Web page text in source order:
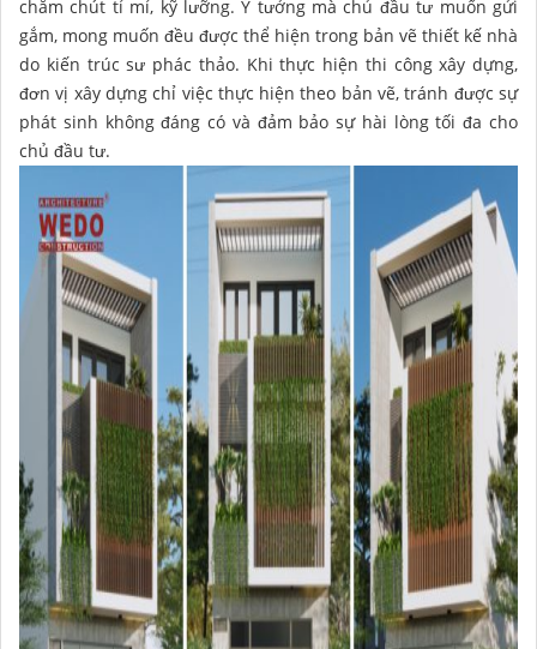
chăm chút tỉ mỉ, kỹ lưỡng. Ý tưởng mà chủ đầu tư muốn gửi
gắm, mong muốn đều được thể hiện trong bản vẽ thiết kế nhà
do kiến trúc sư phác thảo. Khi thực hiện thi công xây dựng,
đơn vị xây dựng chỉ việc thực hiện theo bản vẽ, tránh được sự
phát sinh không đáng có và đảm bảo sự hài lòng tối đa cho
chủ đầu tư.